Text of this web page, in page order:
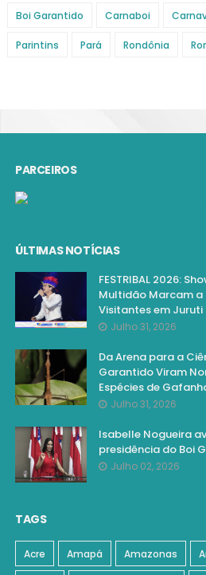
Boi Garantido Carnaboi
Parintins Pará Rondônia
PARCEIROS
ÚLTIMAS NOTÍCIAS
FESTRIBAL 2026:
Multidão Marcam a
Visitantes em Juruti
Julho 31, 2026
Da Arena para a
Garantido Viram
Espécies de
Julho 31, 2026
Isabelle Nogueira
presidência do Boi
Julho 02, 2026
TAGS
Acre Amapá Amazonas